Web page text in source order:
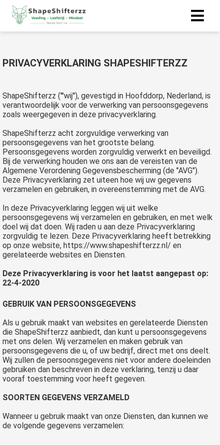
PRIVACYVERKLARING SHAPESHIFTERZZ
ShapeShifterzz ('''wij''), gevestigd in Hoofddorp, Nederland, is
verantwoordelijk voor de verwerking van persoonsgegevens
zoals weergegeven in deze privacyverklaring.
ShapeShifterzz acht zorgvuldige verwerking van
persoonsgegevens van het grootste belang.
Persoonsgegevens worden zorgvuldig verwerkt en beveiligd.
Bij de verwerking houden we ons aan de vereisten van de
Algemene Verordening Gegevensbescherming (de "AVG").
Deze Privacyverklaring zet uiteen hoe wij uw gegevens
verzamelen en gebruiken, in overeenstemming met de AVG.
In deze Privacyverklaring leggen wij uit welke
persoonsgegevens wij verzamelen en gebruiken, en met welk
doel wij dat doen. Wij raden u aan deze Privacyverklaring
zorgvuldig te lezen. Deze Privacyverklaring heeft betrekking
op onze website, https://www.shapeshifterzz.nl/ en
gerelateerde websites en Diensten.
Deze Privacyverklaring is voor het laatst aangepast op:
22-4-2020
GEBRUIK VAN PERSOONSGEGEVENS
Als u gebruik maakt van websites en gerelateerde Diensten
die ShapeShifterzz aanbiedt, dan kunt u persoonsgegevens
met ons delen. Wij verzamelen en maken gebruik van
persoonsgegevens die u, of uw bedrijf, direct met ons deelt.
Wij zullen de persoonsgegevens niet voor andere doeleinden
gebruiken dan beschreven in deze verklaring, tenzij u daar
vooraf toestemming voor heeft gegeven.
SOORTEN GEGEVENS VERZAMELD
Wanneer u gebruik maakt van onze Diensten, dan kunnen we
de volgende gegevens verzamelen:
policy
zijn
om
te
Ze
gebruikt
deze
kan de
niet
om
te
over
van
op
gebruikt